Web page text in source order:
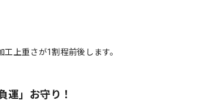
上重さが1割程前後します。
運」お守り！